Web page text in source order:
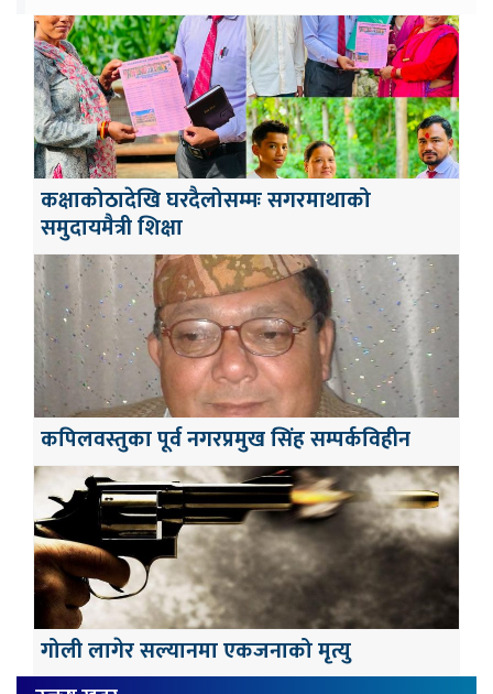
कक्षाकोठादेखि घरदैलोसम्मः सगरमाथाको
समुदायमैत्री शिक्षा
कपिलवस्तुका पूर्व नगरप्रमुख सिंह सम्पर्कविहीन
गोली लागेर सल्यानमा एकजनाको मृत्यु